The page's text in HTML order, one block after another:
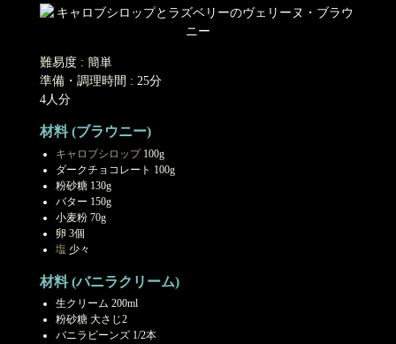
難易度 : 簡単
準備・調理時間 : 25分
4人分
材料 (ブラウニー)
キャロブシロップ100g
ダークチョコレート 100g
粉砂糖 130g
バター 150g
小麦粉 70g
卵 3個
塩 少々
材料 (バニラクリーム)
生クリーム 200ml
粉砂糖 大さじ2
バニラビーンズ 1/2本